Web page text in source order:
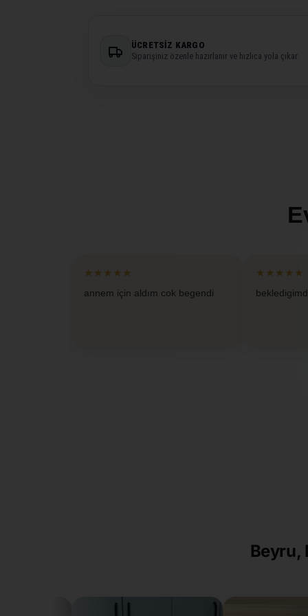
ÜCRETSIZ KARGO
Siparişiniz özenle hazırlanır ve hızlıca yola çıkar.
★★★★★
annem için aldım cok begendi
★★★★★
Beyru,